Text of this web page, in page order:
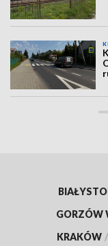
GORZÓW
KRAKÓW /